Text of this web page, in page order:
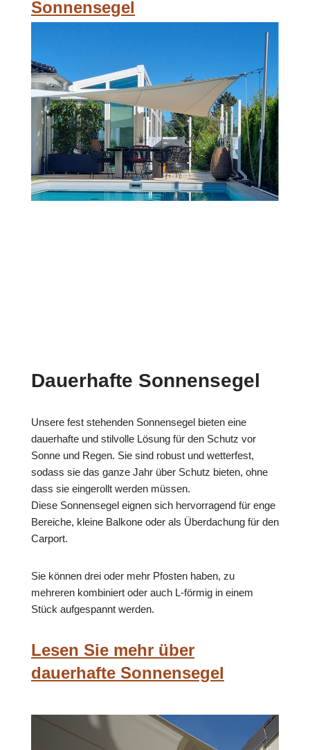
Sonnensegel
Dauerhafte Sonnensegel
Unsere fest stehenden Sonnensegel bieten eine
dauerhafte und stilvolle Lösung für den Schutz vor
Sonne und Regen. Sie sind robust und wetterfest,
sodass sie das ganze Jahr über Schutz bieten, ohne
dass sie eingerollt werden müssen.
Diese Sonnensegel eignen sich hervorragend für enge
Bereiche, kleine Balkone oder als Überdachung für den
Carport.
Sie können drei oder mehr Pfosten haben, zu
mehreren kombiniert oder auch L-förmig in einem
Stück aufgespannt werden.
Lesen Sie mehr über
dauerhafte Sonnensegel